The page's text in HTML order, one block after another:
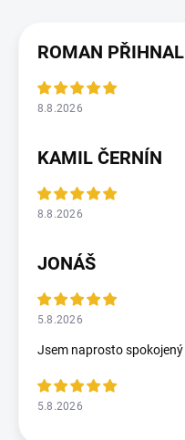
ROMAN PŘIHNAL
8.8.2026
KAMIL ČERNÍN
8.8.2026
JONÁŠ
5.8.2026
Jsem naprosto spokojený
5.8.2026